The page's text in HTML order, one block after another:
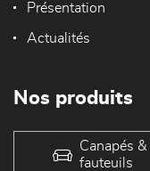
Présentation
Actualités
Nos produits
Canapés &
fauteuils